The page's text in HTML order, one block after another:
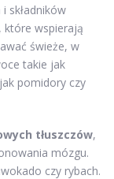
składników
, które wspierają
świeże, w
takie jak
pomidory czy
tłuszczów,
mózgu.
czy rybach.